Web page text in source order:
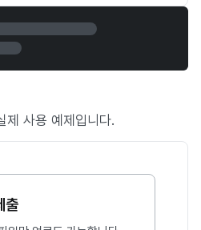
사용 예제입니다.
출